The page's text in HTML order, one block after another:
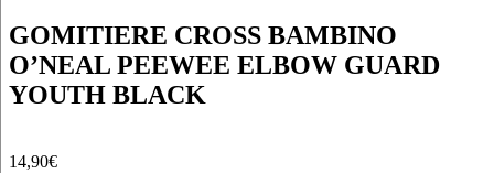
GOMITIERE CROSS BAMBINO
O’NEAL PEEWEE ELBOW GUARD
YOUTH BLACK
14,90€